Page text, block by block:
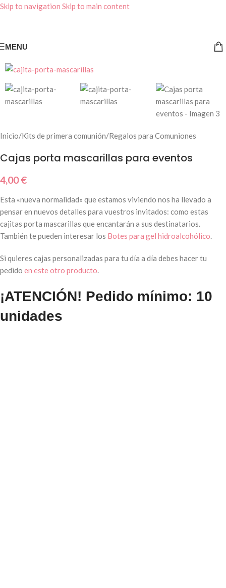
Skip to navigation Skip to main content
MENU
Inicio/Kits de primera comunión/Regalos para Comuniones
Cajas porta mascarillas para eventos
4,00€
Esta «nueva normalidad» que estamos viviendo nos ha llevado a
pensar en nuevos detalles para vuestros invitados: como estas
cajitas porta mascarillas que encantarán a sus destinatarios.
También te pueden interesar los Botes para gel hidroalcohólico.
Si quieres cajas personalizadas para tu día a día debes hacer tu
pedido en este otro producto.
¡ATENCIÓN! Pedido mínimo: 10
unidades